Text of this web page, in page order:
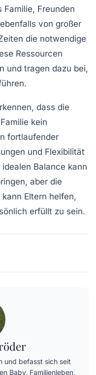
Familie, Freunden
von großer
die notwendige
Ressourcen
und tragen dazu bei,
dass die
Familie kein
fortlaufender
und Flexibilität
Balance kann
aber die
Eltern helfen,
erfüllt zu sein.
und befasst sich seit
Baby, Familienleben,